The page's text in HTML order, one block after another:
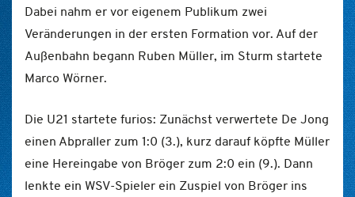
Dabei nahm er vor eigenem Publikum zwei
Veränderungen in der ersten Formation vor. Auf der
Außenbahn begann Ruben Müller, im Sturm startete
Marco Wörner.
Die U21 startete furios: Zunächst verwertete De Jong
einen Abpraller zum 1:0 (3.), kurz darauf köpfte Müller
eine Hereingabe von Bröger zum 2:0 ein (9.). Dann
lenkte ein WSV-Spieler ein Zuspiel von Bröger ins